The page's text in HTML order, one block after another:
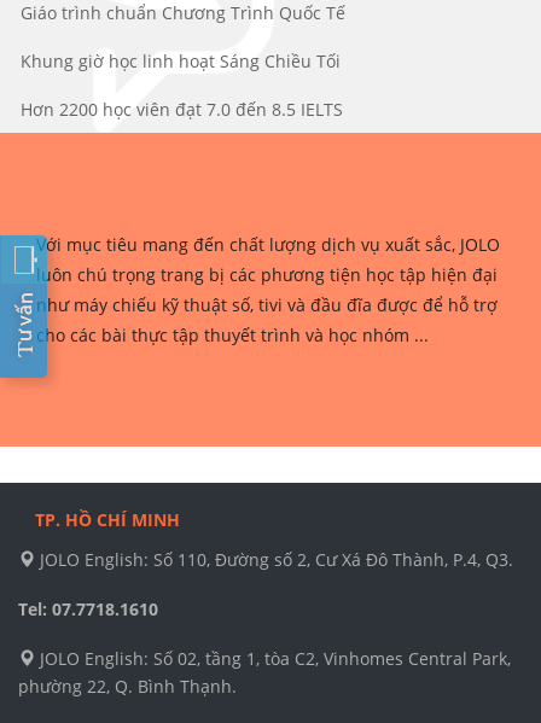
Giáo trình chuẩn Chương Trình Quốc Tế
Khung giờ học linh hoạt Sáng Chiều Tối
Hơn 2200 học viên đạt 7.0 đến 8.5 IELTS
Với mục tiêu mang đến chất lượng dịch vụ xuất sắc, JOLO
luôn chú trọng trang bị các phương tiện học tập hiện đại
như máy chiếu kỹ thuật số, tivi và đầu đĩa được để hỗ trợ
cho các bài thực tập thuyết trình và học nhóm ...
TP. HỒ CHÍ MINH
JOLO English: Số 110, Đường số 2, Cư Xá Đô Thành, P.4, Q3.
Tel: 07.7718.1610
JOLO English: Số 02, tầng 1, tòa C2, Vinhomes Central Park,
phường 22, Q. Bình Thạnh.